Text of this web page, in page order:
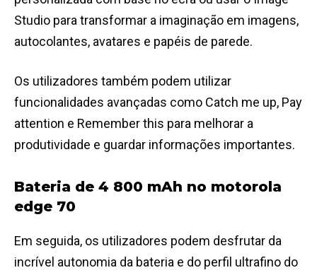
Studio para transformar a imaginação em imagens,
autocolantes, avatares e papéis de parede.
Os utilizadores também podem utilizar
funcionalidades avançadas como Catch me up, Pay
attention e Remember this para melhorar a
produtividade e guardar informações importantes.
Bateria de 4 800 mAh no motorola
edge 70
Em seguida, os utilizadores podem desfrutar da
incrível autonomia da bateria e do perfil ultrafino do